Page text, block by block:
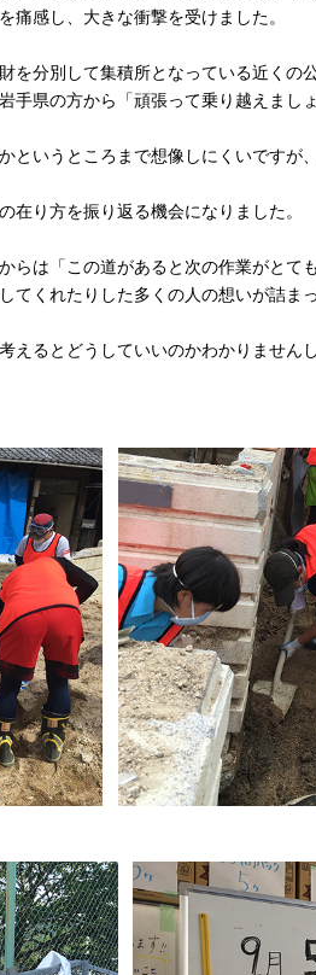
痛感し、大きな衝撃を受けました。
を分別して集積所となっている近くの
手県の方から「頑張って乗り越えまし
というところまで想像しにくいですが
在り方を振り返る機会になりました。
は「この道があると次の作業がとて
くれたりした多くの人の想いが詰ま
えるとどうしていいのかわかりません